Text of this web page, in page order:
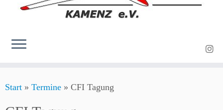
Inhalt
Start » Termine » CFI Tagung